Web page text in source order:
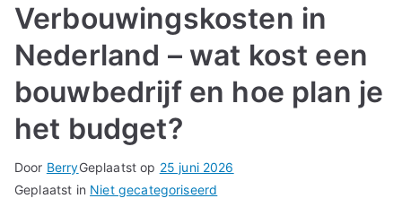
Verbouwingskosten in
Nederland – wat kost een
bouwbedrijf en hoe plan je
het budget?
Door BerryGeplaatst op 25 juni 2026
Geplaatst in Niet gecategoriseerd